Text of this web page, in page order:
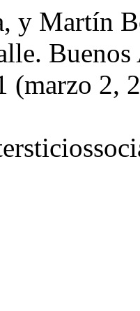
y Martín
(marzo 2,